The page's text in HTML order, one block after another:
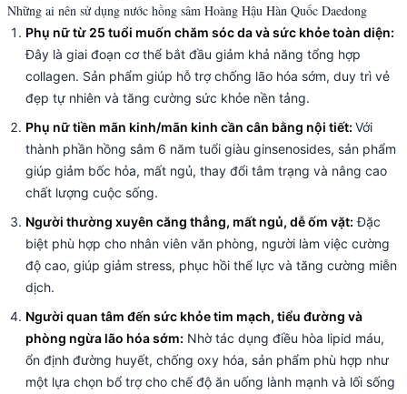
Những ai nên sử dụng nước hồng sâm Hoàng Hậu Hàn Quốc Daedong
Phụ nữ từ 25 tuổi muốn chăm sóc da và sức khỏe toàn diện:
Đây là giai đoạn cơ thể bắt đầu giảm khả năng tổng hợp
collagen. Sản phẩm giúp hỗ trợ chống lão hóa sớm, duy trì vẻ
đẹp tự nhiên và tăng cường sức khỏe nền tảng.
Phụ nữ tiền mãn kinh/mãn kinh cần cân bằng nội tiết: Với
thành phần hồng sâm 6 năm tuổi giàu ginsenosides, sản phẩm
giúp giảm bốc hỏa, mất ngủ, thay đổi tâm trạng và nâng cao
chất lượng cuộc sống.
Người thường xuyên căng thẳng, mất ngủ, dễ ốm vặt: Đặc
biệt phù hợp cho nhân viên văn phòng, người làm việc cường
độ cao, giúp giảm stress, phục hồi thể lực và tăng cường miễn
dịch.
Người quan tâm đến sức khỏe tim mạch, tiểu đường và
phòng ngừa lão hóa sớm: Nhờ tác dụng điều hòa lipid máu,
ổn định đường huyết, chống oxy hóa, sản phẩm phù hợp như
một lựa chọn bổ trợ cho chế độ ăn uống lành mạnh và lối sống